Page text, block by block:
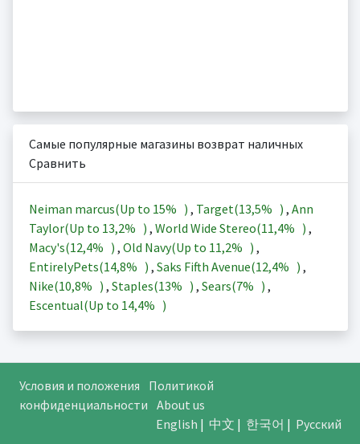
Самые популярные магазины возврат наличных
Сравнить
Neiman marcus(Up to 15% ) , Target(13,5% ) , Ann
Taylor(Up to 13,2% ) , World Wide Stereo(11,4% ) ,
Macy's(12,4% ) , Old Navy(Up to 11,2% ) ,
EntirelyPets(14,8% ) , Saks Fifth Avenue(12,4% ) ,
Nike(10,8% ) , Staples(13% ) , Sears(7% ) ,
Escentual(Up to 14,4% )
Условия и положения
Политикой
конфиденциальности About us
English | 中文 | 한국어 | Русский